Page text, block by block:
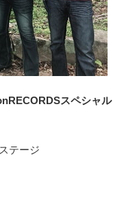
スペシャル
テージ